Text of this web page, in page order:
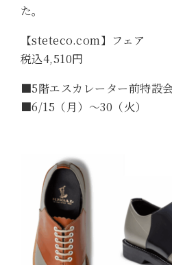
た。
【steteco.com】フェア
税込4,510円
■5階エスカレーター前特設
■6/15（月）～30（火）